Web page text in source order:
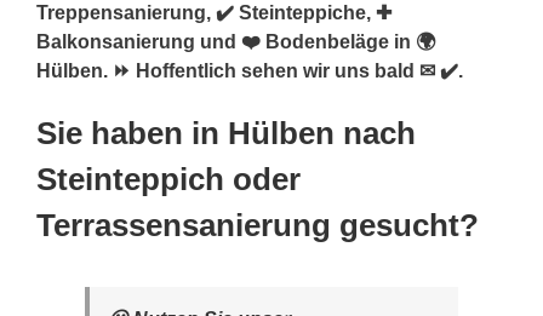
Treppensanierung, ✔️ Steinteppiche, ✚
Balkonsanierung und ❤️ Bodenbeläge in 🌍
Hülben. ⏩ Hoffentlich sehen wir uns bald ✉ ✔️.
Sie haben in Hülben nach
Steinteppich oder
Terrassensanierung gesucht?